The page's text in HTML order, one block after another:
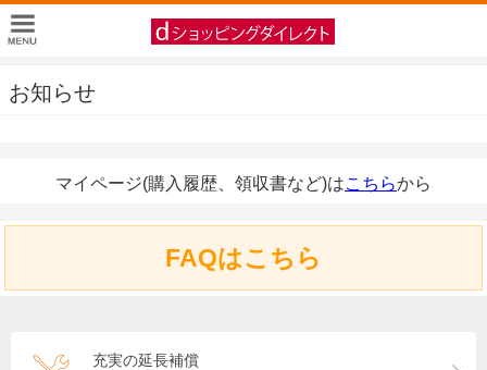
お知らせ
マイページ(購入履歴、領収書など)はこちらから
FAQはこちら
充実の延長補償